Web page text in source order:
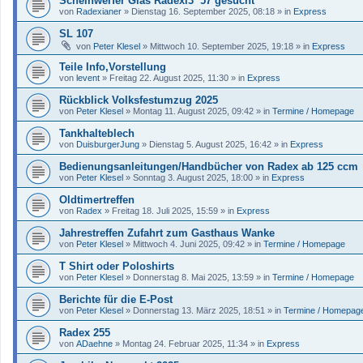
von Radexianer » Dienstag 16. September 2025, 08:18 » in Express
SL 107
von Peter Klesel » Mittwoch 10. September 2025, 19:18 » in Express
Teile Info,Vorstellung
von levent » Freitag 22. August 2025, 11:30 » in Express
Rückblick Volksfestumzug 2025
von Peter Klesel » Montag 11. August 2025, 09:42 » in Termine / Homepage
Tankhalteblech
von DuisburgerJung » Dienstag 5. August 2025, 16:42 » in Express
Bedienungsanleitungen/Handbücher von Radex ab 125 ccm
von Peter Klesel » Sonntag 3. August 2025, 18:00 » in Express
Oldtimertreffen
von Radex » Freitag 18. Juli 2025, 15:59 » in Express
Jahrestreffen Zufahrt zum Gasthaus Wanke
von Peter Klesel » Mittwoch 4. Juni 2025, 09:42 » in Termine / Homepage
T Shirt oder Poloshirts
von Peter Klesel » Donnerstag 8. Mai 2025, 13:59 » in Termine / Homepage
Berichte für die E-Post
von Peter Klesel » Donnerstag 13. März 2025, 18:51 » in Termine /
Radex 255
von ADaehne » Montag 24. Februar 2025, 11:34 » in Express